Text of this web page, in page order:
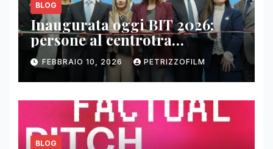
BLOG
Inaugurata oggi BIT 2026:
persone al centrotra
contenuti, relazioni e business
FEBBRAIO 10, 2026 PETRIZZOFILM
BLOG